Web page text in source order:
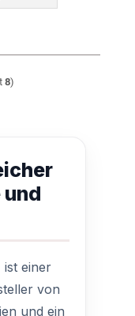
8)
ist einer
von
und ein